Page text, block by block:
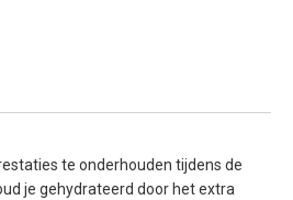
te onderhouden tijdens de
je gehydrateerd door het extra